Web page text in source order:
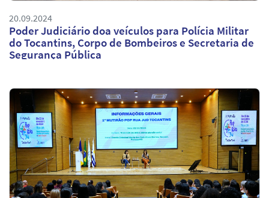
20.09.2024
Poder Judiciário doa veículos para Polícia Militar
do Tocantins, Corpo de Bombeiros e Secretaria de
Segurança Pública